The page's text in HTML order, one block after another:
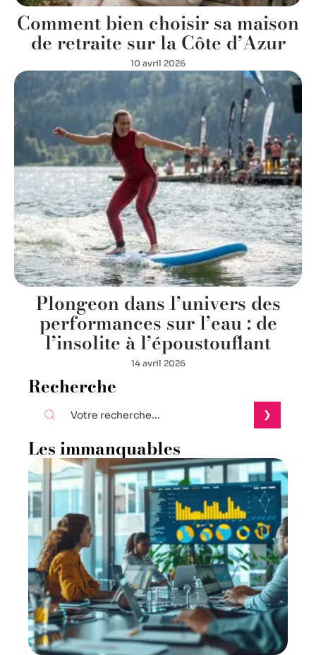
Comment bien choisir sa maison
de retraite sur la Côte d’Azur
10 avril 2026
Plongeon dans l’univers des
performances sur l’eau : de
l’insolite à l’époustouflant
14 avril 2026
Recherche
Les immanquables